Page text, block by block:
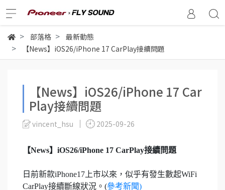
部落格
最新動態
【News】iOS26/iPhone 17 CarPlay接續問題
【News】iOS26/iPhone 17 Car
Play接續問題
vincent_hsu 2025-09-26
【News】iOS26/iPhone 17 CarPlay接續問題
日前新款iPhone17上市以來，似乎有發生數起WiFi
CarPlay接續斷線狀況。(參考新聞)